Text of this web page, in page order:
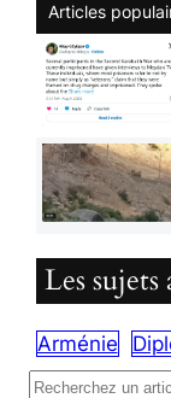
Articles
Les sujets
Arménie
R